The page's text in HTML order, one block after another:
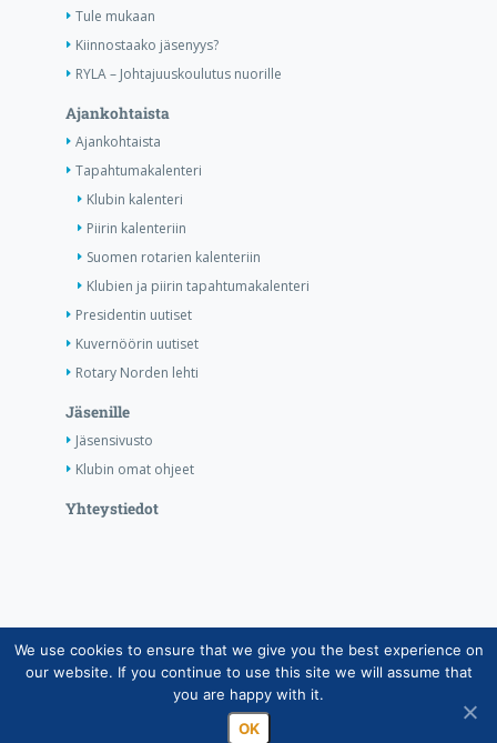
Tule mukaan
Kiinnostaako jäsenyys?
RYLA – Johtajuuskoulutus nuorille
Ajankohtaista
Ajankohtaista
Tapahtumakalenteri
Klubin kalenteri
Piirin kalenteriin
Suomen rotarien kalenteriin
Klubien ja piirin tapahtumakalenteri
Presidentin uutiset
Kuvernöörin uutiset
Rotary Norden lehti
Jäsenille
Jäsensivusto
Klubin omat ohjeet
Yhteystiedot
Copyright © Suomen Rotarypalvelu ry 2026 |
Jäsentietojärjestelmän tietosuojaseloste| Henkilötietojen
käsittely Rotarytoiminnassa
We use cookies to ensure that we give you the best experience on
our website. If you continue to use this site we will assume that
you are happy with it.
OK